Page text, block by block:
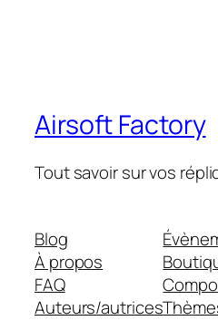
Airsoft Factory
Tout savoir sur vos
Blog
À propos
FAQ
Auteurs/autrices